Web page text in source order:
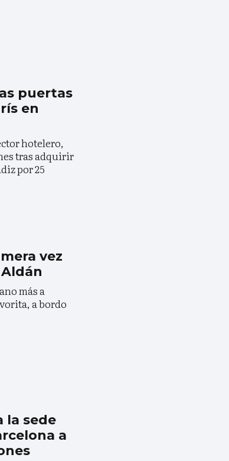
puertas
en
hotelero,
tras adquirir
por 25
vez
más a
a bordo
la sede
a